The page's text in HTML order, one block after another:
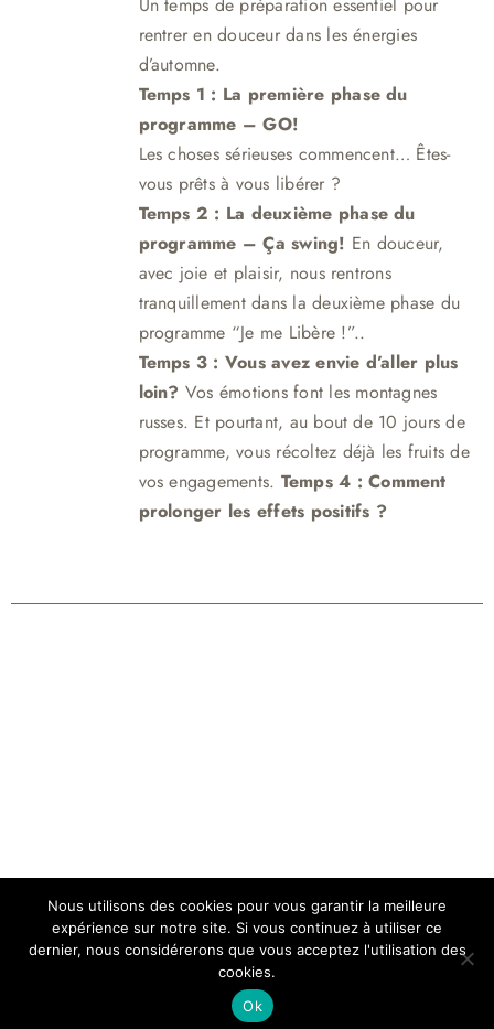
rentrer en douceur dans les énergies
d’automne.
Temps 1 : La première phase du
programme – GO!
Les choses sérieuses commencent… Êtes-
vous prêts à vous libérer ?
Temps 2 : La deuxième phase du
programme – Ça swing! En douceur,
avec joie et plaisir, nous rentrons
tranquillement dans la deuxième phase du
programme “Je me Libère !”..
Temps 3 : Vous avez envie d’aller plus
loin? Vos émotions font les montagnes
russes. Et pourtant, au bout de 10 jours de
programme, vous récoltez déjà les fruits de
vos engagements. Temps 4 : Comment
prolonger les effets positifs ?
Copyright 2026 | Tous droits réservés |CGV Membership
FeelGood
Facebook
Nous utilisons des cookies pour vous garantir la meilleure
expérience sur notre site. Si vous continuez à utiliser ce
dernier, nous considérerons que vous acceptez l'utilisation des
cookies.
Ok